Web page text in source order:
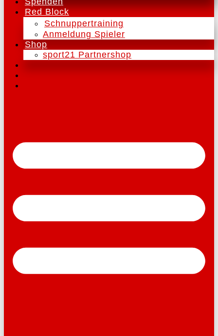
Red Block
Schnuppertraining
Anmeldung Spieler
Shop
sport21 Partnershop